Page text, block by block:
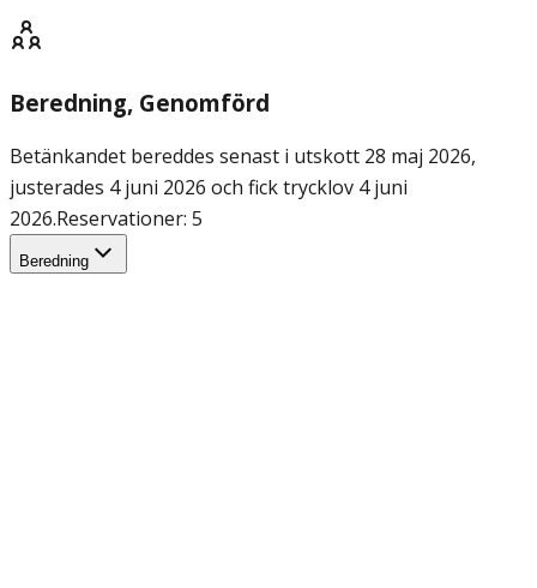
Beredning, Genomförd
Betänkandet bereddes senast i utskott 28 maj 2026,
justerades 4 juni 2026 och fick trycklov 4 juni
2026.Reservationer: 5
Beredning